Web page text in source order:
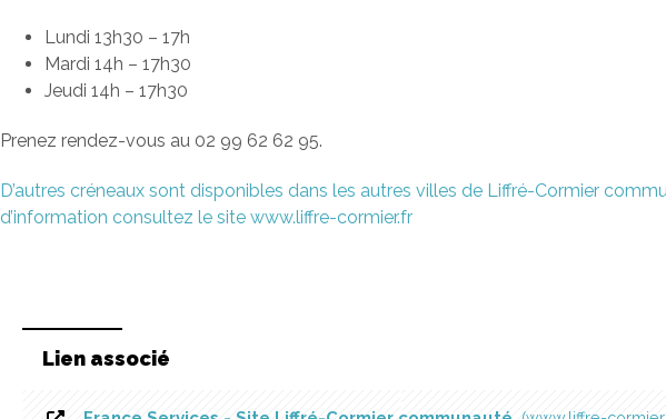
Lundi 13h30 – 17h
Mardi 14h – 17h30
Jeudi 14h – 17h30
Prenez rendez-vous au 02 99 62 62 95.
D’autres créneaux sont disponibles dans les autres villes de Liffré-Cormier
d’information consultez le site www.liffre-cormier.fr
Lien associé